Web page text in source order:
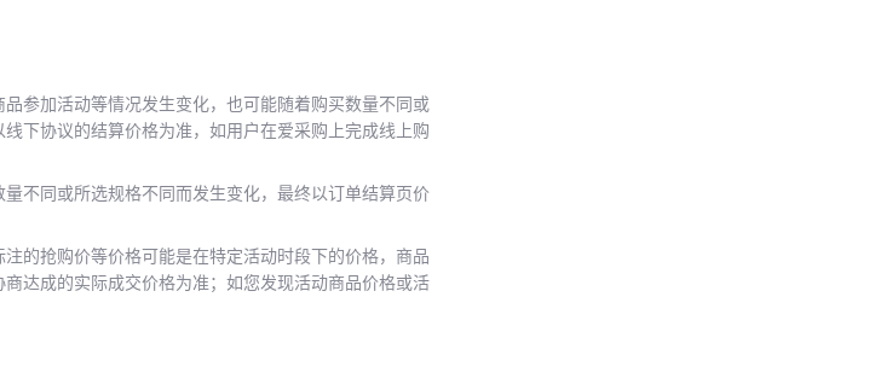
参加活动等情况发生变化，也可能随着购买数量不同或
下协议的结算价格为准，如用户在爱采购上完成线上购
不同或所选规格不同而发生变化，最终以订单结算页价
的抢购价等价格可能是在特定活动时段下的价格，商品
达成的实际成交价格为准；如您发现活动商品价格或活